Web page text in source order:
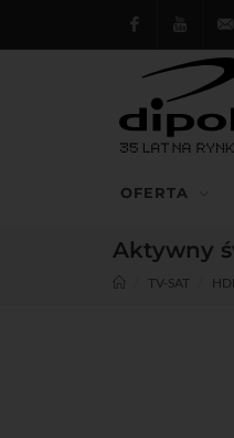
FacebookYoutube
OFERTA
Aktywny
TV-SAT